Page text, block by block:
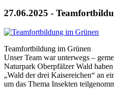
27.06.2025 -
Teamfortbildung im Grünen
Unser Team war unterwegs –
Naturpark Oberpfälzer Wald
„Wald der drei Kaisereichen“ an
um das Thema Insekten